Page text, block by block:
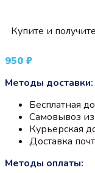
Купите и
950 ₽
Методы доставки:
Бесплатная
Самовывоз из
Курьерская
Доставка
Методы оплаты: